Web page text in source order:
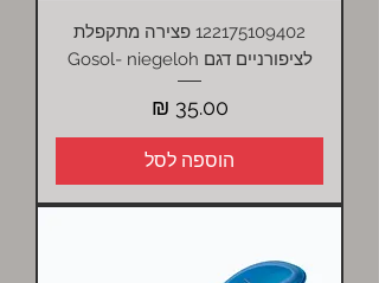
122175109402 פצירה מתקפלת
לציפורניים דגם Gosol- niegeloh
מחיר
הוספה לסל